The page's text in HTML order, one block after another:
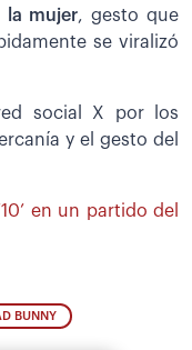
la mujer, gesto que
se viralizó
social X por los
y el gesto del
en un partido del
BUNNY